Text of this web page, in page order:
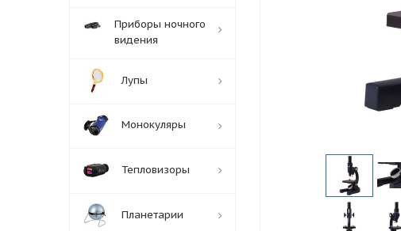
Приборы ночного
видения
Лупы
Монокуляры
Тепловизоры
Планетарии